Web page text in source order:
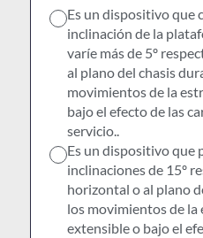
Es un dispositivo que
inclinación de la
varíe más de 5º
al plano del chasis
movimientos de la
bajo el efecto de las
servicio..
Es un dispositivo que
inclinaciones de 15º
horizontal o al plano
los movimientos de la
extensible o bajo el